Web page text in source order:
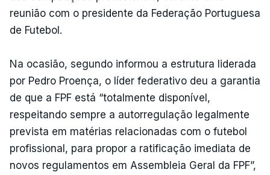
reunião com o presidente da Federação Portuguesa
de Futebol.
Na ocasião, segundo informou a estrutura liderada
por Pedro Proença, o líder federativo deu a garantia
de que a FPF está “totalmente disponível,
respeitando sempre a autorregulação legalmente
prevista em matérias relacionadas com o futebol
profissional, para propor a ratificação imediata de
novos regulamentos em Assembleia Geral da FPF”,